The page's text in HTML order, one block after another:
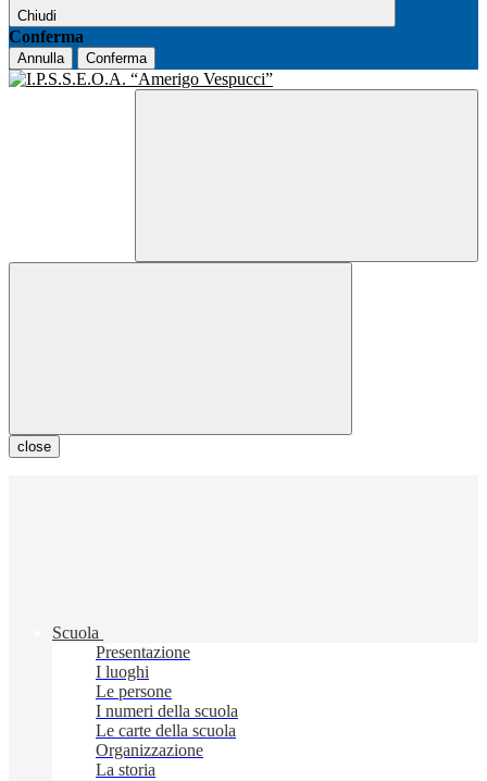
Chiudi
Conferma
Annulla Conferma
close
Scuola
Presentazione
I luoghi
Le persone
I numeri della scuola
Le carte della scuola
Organizzazione
La storia